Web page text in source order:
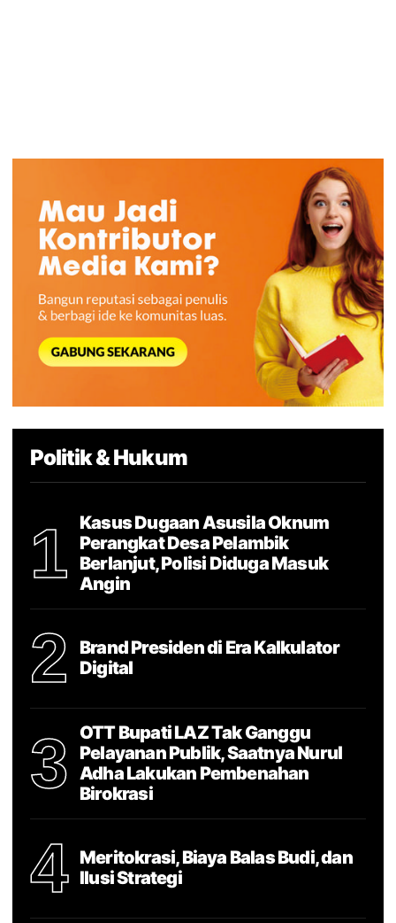
Politik & Hukum
1
Kasus Dugaan Asusila Oknum
Perangkat Desa Pelambik
Berlanjut, Polisi Diduga Masuk
Angin
2
Brand Presiden di Era Kalkulator
Digital
3
OTT Bupati LAZ Tak Ganggu
Pelayanan Publik, Saatnya Nurul
Adha Lakukan Pembenahan
Birokrasi
4
Meritokrasi, Biaya Balas Budi, dan
Ilusi Strategi